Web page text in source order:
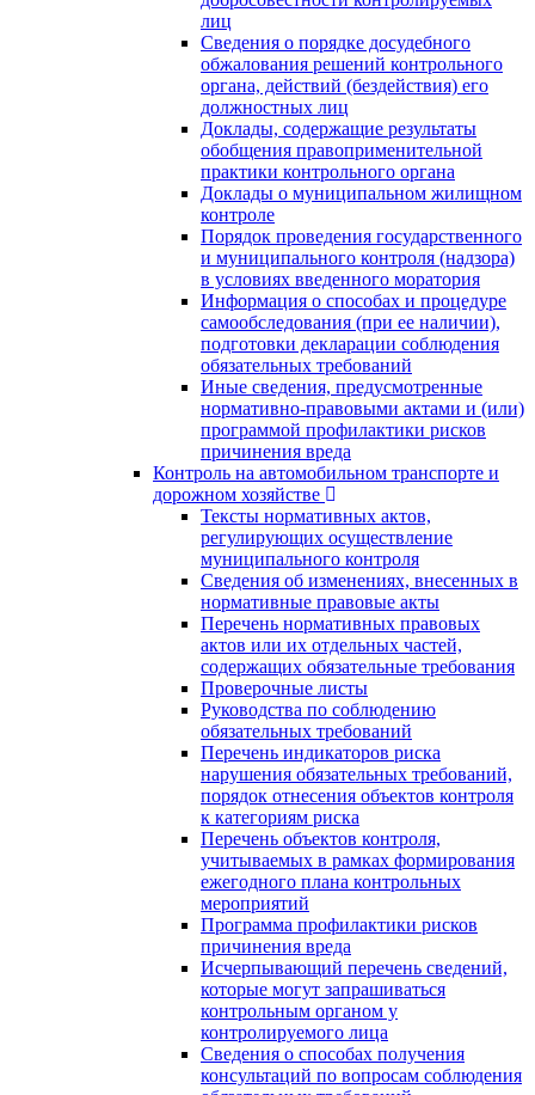
лиц
Сведения о порядке досудебного
обжалования решений контрольного
органа, действий (бездействия) его
должностных лиц
Доклады, содержащие результаты
обобщения правоприменительной
практики контрольного органа
Доклады о муниципальном жилищном
контроле
Порядок проведения государственного
и муниципального контроля (надзора)
в условиях введенного моратория
Информация о способах и процедуре
самообследования (при ее наличии),
подготовки декларации соблюдения
обязательных требований
Иные сведения, предусмотренные
нормативно-правовыми актами и (или)
программой профилактики рисков
причинения вреда
Контроль на автомобильном транспорте и
дорожном хозяйстве
Тексты нормативных актов,
регулирующих осуществление
муниципального контроля
Сведения об изменениях, внесенных в
нормативные правовые акты
Перечень нормативных правовых
актов или их отдельных частей,
содержащих обязательные требования
Проверочные листы
Руководства по соблюдению
обязательных требований
Перечень индикаторов риска
нарушения обязательных требований,
порядок отнесения объектов контроля
к категориям риска
Перечень объектов контроля,
учитываемых в рамках формирования
ежегодного плана контрольных
мероприятий
Программа профилактики рисков
причинения вреда
Исчерпывающий перечень сведений,
которые могут запрашиваться
контрольным органом у
контролируемого лица
Сведения о способах получения
консультаций по вопросам соблюдения